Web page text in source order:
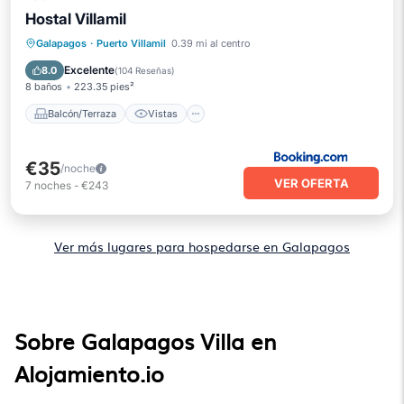
Hostal Villamil
Galapagos · Puerto Villamil 0.39 mi al centro
8.0 Excelente(104 Reseñas)
8 baños 223.35 pies²
Balcón/Terraza Vistas
Balcón/Terraza Vistas
Aire acondicionado
€35/noche
7 noches - €243 VER OFERTA
Ver más lugares para hospedarse en Galapagos
Sobre Galapagos Villa en
Alojamiento.io